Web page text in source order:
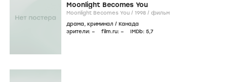
Moonlight Becomes You
Moonlight Becomes You / 1998 / фильм
драма, криминал / Канада
зрители: – film.ru: – IMDb: 5,7